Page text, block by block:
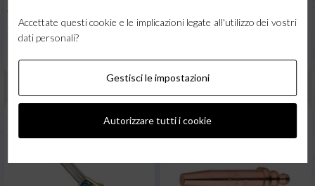
consegna
Una domanda su questo prodotto ?
rate con PAGOLIGHT!
Accettate questi cookie e le implicazioni legate all'utilizzo dei vostri
dati personali?
Gestisci le impostazioni
Autorizzare tutti i cookie